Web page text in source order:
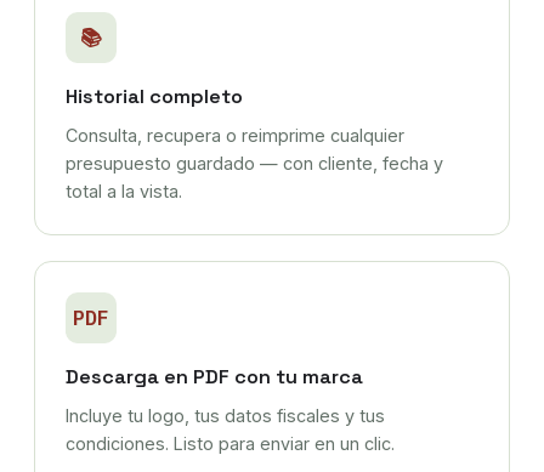
📚
Historial completo
Consulta, recupera o reimprime cualquier
presupuesto guardado — con cliente, fecha y
total a la vista.
PDF
Descarga en PDF con tu marca
Incluye tu logo, tus datos fiscales y tus
condiciones. Listo para enviar en un clic.